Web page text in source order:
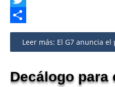
Twitter
Share
Leer más: El G7 anuncia
Decálogo para